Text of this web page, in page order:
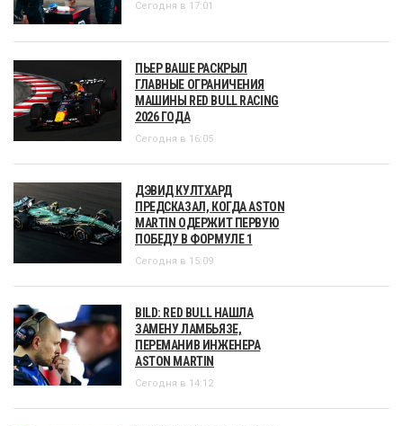
Сегодня в 17:01
ПЬЕР ВАШЕ РАСКРЫЛ
ГЛАВНЫЕ ОГРАНИЧЕНИЯ
МАШИНЫ RED BULL RACING
2026 ГОДА
Сегодня в 16:05
ДЭВИД КУЛТХАРД
ПРЕДСКАЗАЛ, КОГДА ASTON
MARTIN ОДЕРЖИТ ПЕРВУЮ
ПОБЕДУ В ФОРМУЛЕ 1
Сегодня в 15:09
BILD: RED BULL НАШЛА
ЗАМЕНУ ЛАМБЬЯЗЕ,
ПЕРЕМАНИВ ИНЖЕНЕРА
ASTON MARTIN
Сегодня в 14:12